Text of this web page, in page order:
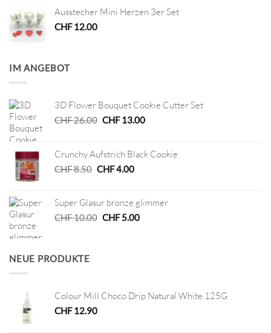
Ausstecher Mini Herzen 3er Set
CHF12.00
IM ANGEBOT
3D Flower Bouquet Cookie Cutter Set
CHF26.00 Ursprünglicher
CHF 26.00
CHF13.00Aktueller
CHF 13.00.
Crunchy Aufstrich Black Cookie
CHF8.50 Ursprünglicher
CHF 8.50
CHF4.00Aktueller
CHF 4.00.
Super Glasur bronze glimmer
CHF10.00 Ursprünglicher
CHF5.00Aktueller
NEUE PRODUKTE
Colour Mill Choco Drip Natural White 125G
CHF12.90